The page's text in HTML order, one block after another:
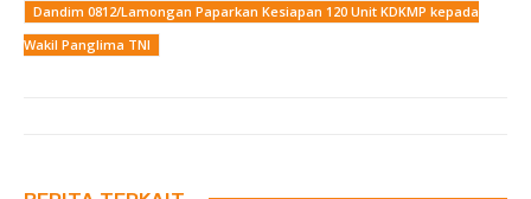
Dandim 0812/Lamongan Paparkan Kesiapan 120 Unit KDKMP kepada
Wakil Panglima TNI